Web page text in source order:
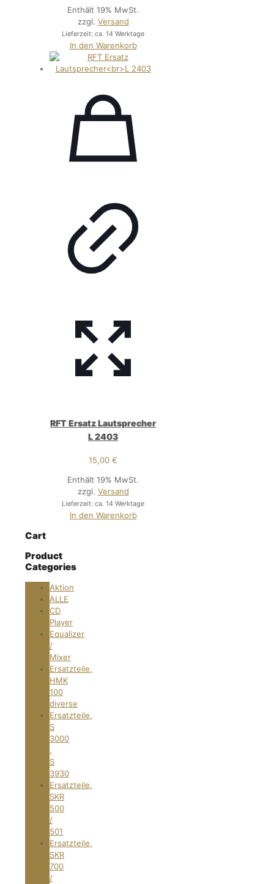
Enthält 19% MwSt.
zzgl. Versand
Lieferzeit: ca. 14 Werktage
In den Warenkorb
RFT Ersatz Lautsprecher
L 2403
15,00€
Enthält 19% MwSt.
zzgl. Versand
Lieferzeit: ca. 14 Werktage
In den Warenkorb
Cart
Product
Categories
Aktion
ALLE
CD
Player
Equalizer
/
Mixer
Ersatzteile,
HMK
100
diverse
Ersatzteile,
S
3000
,
S
3930
Ersatzteile,
SKR
500
/
501
Ersatzteile,
SKR
700
/